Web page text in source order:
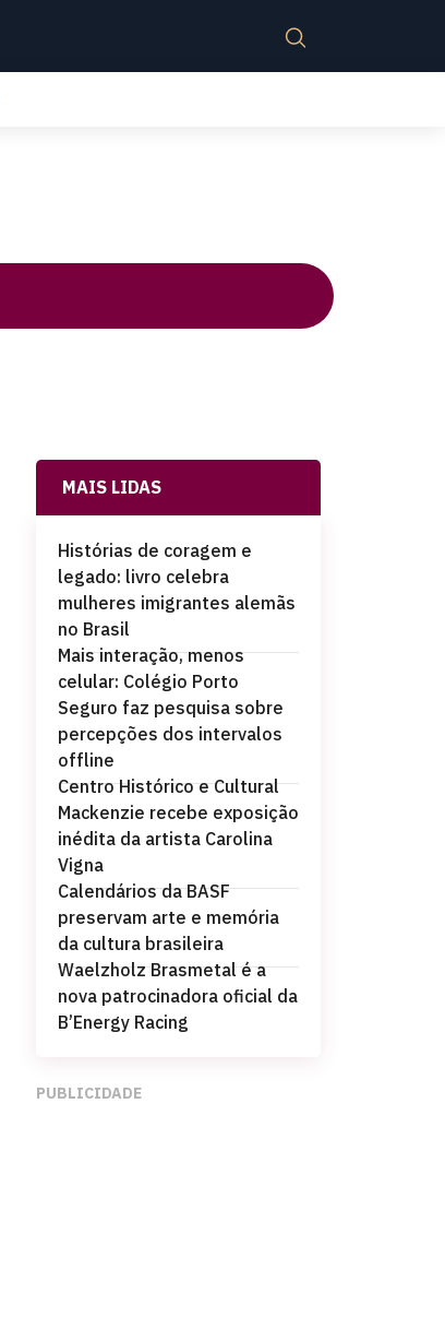
MAIS LIDAS
Histórias de coragem e
legado: livro celebra
mulheres imigrantes alemãs
no Brasil
Mais interação, menos
celular: Colégio Porto
Seguro faz pesquisa sobre
percepções dos intervalos
offline
Centro Histórico e Cultural
Mackenzie recebe exposição
inédita da artista Carolina
Vigna
Calendários da BASF
preservam arte e memória
da cultura brasileira
Waelzholz Brasmetal é a
nova patrocinadora oficial da
B’Energy Racing
PUBLICIDADE